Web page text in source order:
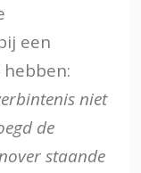
een
niet
de
staande